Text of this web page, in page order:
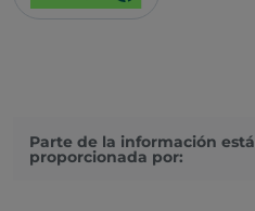
Parte de la información está
proporcionada por: